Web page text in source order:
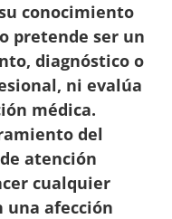
conocimiento
pretende ser un
diagnóstico o
ni evalúa
médica.
del
atención
cualquier
una afección